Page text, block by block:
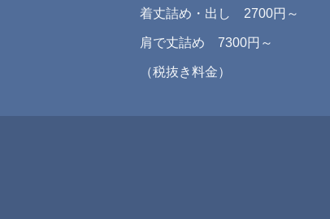
着丈詰め・出し 2700円～
肩で丈詰め 7300円～
（税抜き料金）